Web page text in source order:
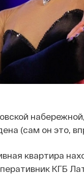
(сам он это,
квартира
КГБ